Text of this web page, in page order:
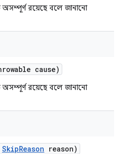
অসম্পূর্ণ রয়েছে বলে জানানো
cause)
অসম্পূর্ণ রয়েছে বলে জানানো
SkipReason reason)